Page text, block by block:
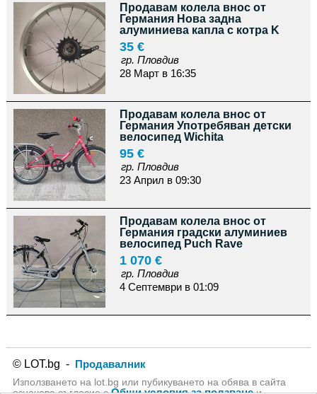
Продавам колела внос от
Германия Нова задна
алуминиева капла с котра K
35 €
гр. Пловдив
28 Март в 16:35
Продавам колела внос от
Германия Употребяван детски
велосипед Wichita
95 €
гр. Пловдив
23 Април в 09:30
Продавам колела внос от
Германия градски алуминиев
велосипед Puch Rave
1 070 €
гр. Пловдив
4 Септември в 01:09
© LOT.bg - Продавалник
Използването на lot.bg или пубикуването на обява в сайта